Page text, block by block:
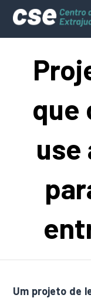
que
use
Um projeto de